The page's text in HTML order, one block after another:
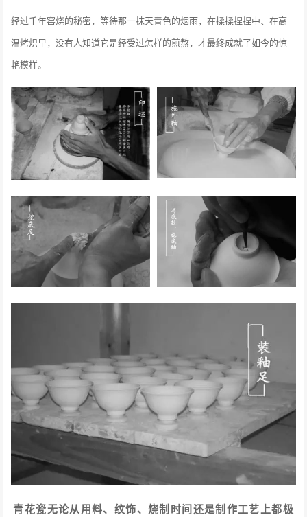
经过千年窑烧的秘密，等待那一抹天青色的烟雨，在揉揉捏捏中、在高
温烤炽里，没有人知道它是经受过怎样的煎熬，才最终成就了如今的惊
艳模样。
青花瓷无论从用料、纹饰、烧制时间还是制作工艺上都极